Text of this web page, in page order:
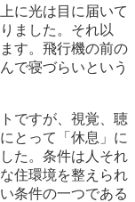
に光は目に届いて
ました。それ以
す。飛行機の前の
で寝づらいという
ですが、視覚、聴
とって「休息」に
た。条件は人それ
住環境を整えられ
条件の一つである